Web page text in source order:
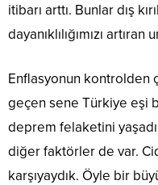
itibarı arttı. Bunlar dış
dayanıklılığımızı artıran
Enflasyonun kontrolden
geçen sene Türkiye eşi
deprem felaketini
diğer faktörler de var.
karşıyaydık. Öyle bir